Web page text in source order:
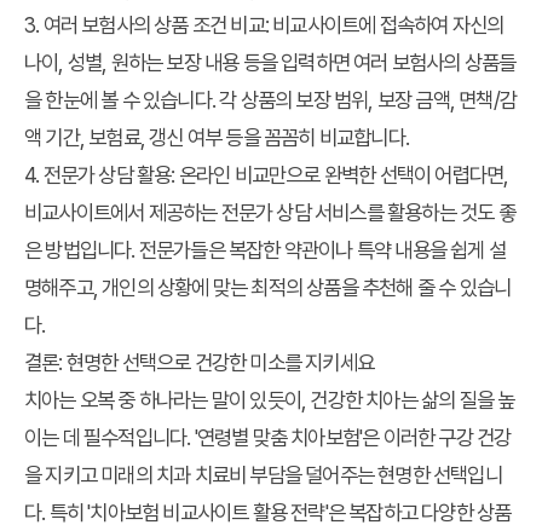
3. 여러 보험사의 상품 조건 비교: 비교사이트에 접속하여 자신의
나이, 성별, 원하는 보장 내용 등을 입력하면 여러 보험사의 상품들
을 한눈에 볼 수 있습니다. 각 상품의 보장 범위, 보장 금액, 면책/감
액 기간, 보험료, 갱신 여부 등을 꼼꼼히 비교합니다.
4. 전문가 상담 활용: 온라인 비교만으로 완벽한 선택이 어렵다면,
비교사이트에서 제공하는 전문가 상담 서비스를 활용하는 것도 좋
은 방법입니다. 전문가들은 복잡한 약관이나 특약 내용을 쉽게 설
명해주고, 개인의 상황에 맞는 최적의 상품을 추천해 줄 수 있습니
다.
결론: 현명한 선택으로 건강한 미소를 지키세요
치아는 오복 중 하나라는 말이 있듯이, 건강한 치아는 삶의 질을 높
이는 데 필수적입니다. '연령별 맞춤 치아보험'은 이러한 구강 건강
을 지키고 미래의 치과 치료비 부담을 덜어주는 현명한 선택입니
다. 특히 '치아보험 비교사이트 활용 전략'은 복잡하고 다양한 상품